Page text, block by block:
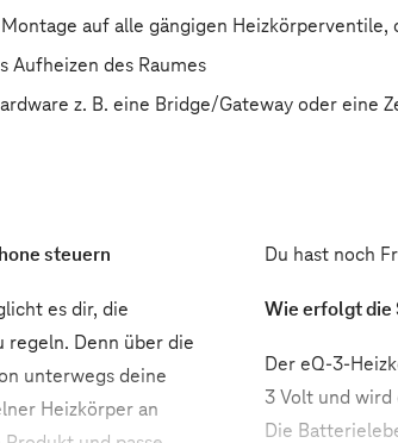
auf alle gängigen Heizkörperventile,
Aufheizen des Raumes
z. B. eine Bridge/Gateway oder eine
steuern
es dir, die
Denn über die
unterwegs deine
Heizkörper an
Du hast noch
Wie erfolgt die
Der eQ-3-
3 Volt und
Die